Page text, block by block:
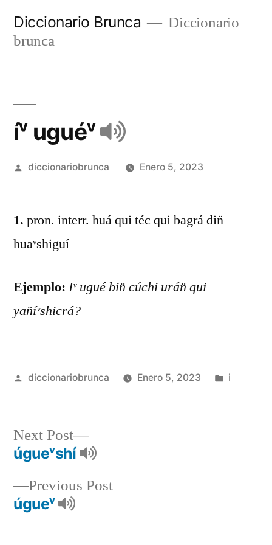
Diccionario Brunca
Diccionario
brunca
íᵛ uguéᵛ
diccionariobrunca Enero 5, 2023
1. pron. interr. huá qui téc qui bagrá din̈
huaᵛshiguí
Ejemplo: Iᵛ ugué bin̈ cúchi urán̈ qui
yan̈íᵛshicrá?
diccionariobrunca Enero 5, 2023 i
Previous Post
úgueᵛ
Next Post
úgueᵛshí